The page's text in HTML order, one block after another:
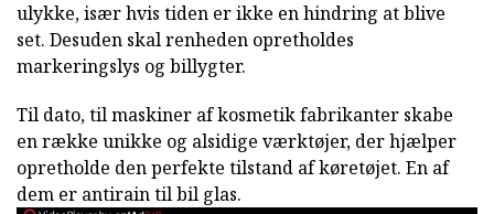
ulykke, især hvis tiden er ikke en hindring at blive
set. Desuden skal renheden opretholdes
markeringslys og billygter.
Til dato, til maskiner af kosmetik fabrikanter skabe
en række unikke og alsidige værktøjer, der hjælper
opretholde den perfekte tilstand af køretøjet. En af
dem er antirain til bil glas.